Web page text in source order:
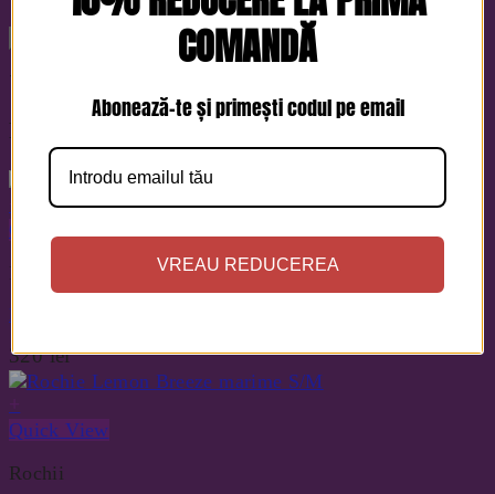
This is a text for this product only. Add anything here
Produse similare
Quick View
Rochii elegante
Rochie midi eleganta
320lei
Quick View
Rochii
COMANDĂ
Abonează-te și primești codul pe email
VREAU REDUCEREA